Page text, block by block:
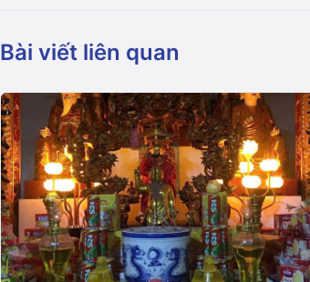
Bài viết liên quan